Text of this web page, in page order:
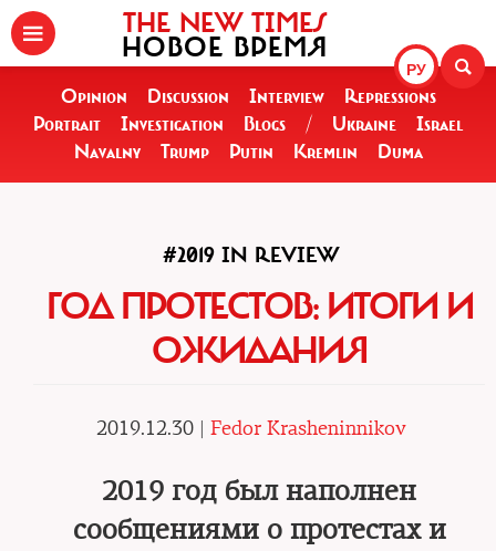
РУ
THE NEW TIMES
НОВОЕ ВРЕМЯ
Opinion Discussion Interview
Repressions
Portrait
Investigation Blogs / Ukraine
Israel
Navalny
Trump Putin Kremlin Duma
#2019 IN REVIEW
ГОД ПРОТЕСТОВ: ИТОГИ И
ОЖИДАНИЯ
2019.12.30 | Fedor Krasheninnikov
2019 год был наполнен
сообщениями о протестах и